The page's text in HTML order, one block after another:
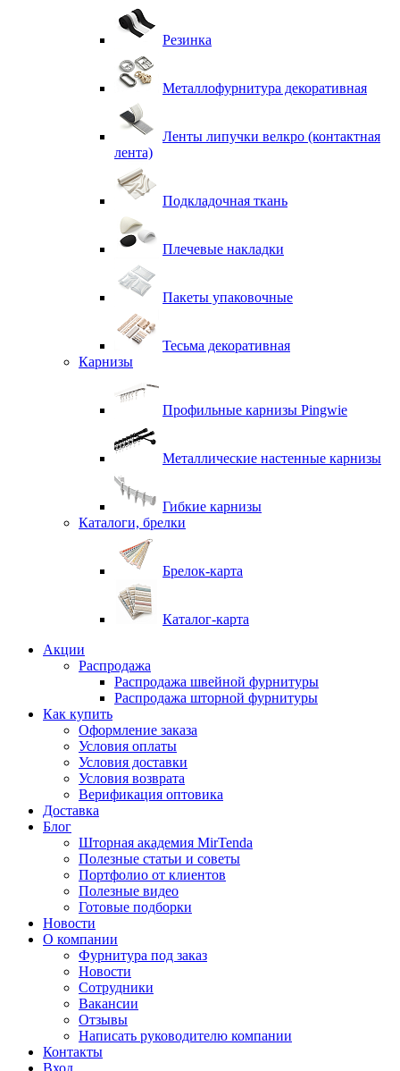
Резинка
Металлофурнитура декоративная
Ленты липучки велкро (контактная
лента)
Подкладочная ткань
Плечевые накладки
Пакеты упаковочные
Тесьма декоративная
Карнизы
Профильные карнизы Pingwie
Металлические настенные карнизы
Гибкие карнизы
Каталоги, брелки
Брелок-карта
Каталог-карта
Акции
Распродажа
Распродажа швейной фурнитуры
Распродажа шторной фурнитуры
Как купить
Оформление заказа
Условия оплаты
Условия доставки
Условия возврата
Верификация оптовика
Доставка
Блог
Шторная академия MirTenda
Полезные статьи и советы
Портфолио от клиентов
Полезные видео
Готовые подборки
Новости
О компании
Фурнитура под заказ
Новости
Сотрудники
Вакансии
Отзывы
Написать руководителю компании
Контакты
Вход